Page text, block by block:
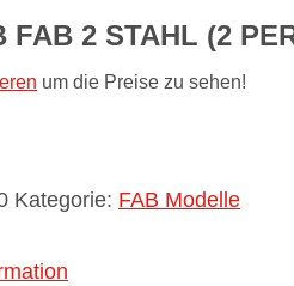
FAB 2 STAHL (2
um die Preise zu sehen!
Kategorie: FAB Modelle